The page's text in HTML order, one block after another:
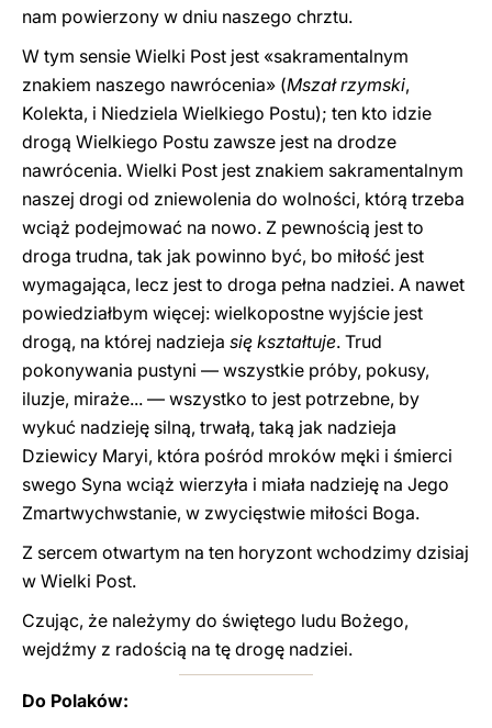
nam powierzony w dniu naszego chrztu.
W tym sensie Wielki Post jest «sakramentalnym
znakiem naszego nawrócenia» (Mszał rzymski,
Kolekta, i Niedziela Wielkiego Postu); ten kto idzie
drogą Wielkiego Postu zawsze jest na drodze
nawrócenia. Wielki Post jest znakiem sakramentalnym
naszej drogi od zniewolenia do wolności, którą trzeba
wciąż podejmować na nowo. Z pewnością jest to
droga trudna, tak jak powinno być, bo miłość jest
wymagająca, lecz jest to droga pełna nadziei. A nawet
powiedziałbym więcej: wielkopostne wyjście jest
drogą, na której nadzieja się kształtuje. Trud
pokonywania pustyni — wszystkie próby, pokusy,
iluzje, miraże... — wszystko to jest potrzebne, by
wykuć nadzieję silną, trwałą, taką jak nadzieja
Dziewicy Maryi, która pośród mroków męki i śmierci
swego Syna wciąż wierzyła i miała nadzieję na Jego
Zmartwychwstanie, w zwycięstwie miłości Boga.
Z sercem otwartym na ten horyzont wchodzimy dzisiaj
w Wielki Post.
Czując, że należymy do świętego ludu Bożego,
wejdźmy z radością na tę drogę nadziei.
Do Polaków: